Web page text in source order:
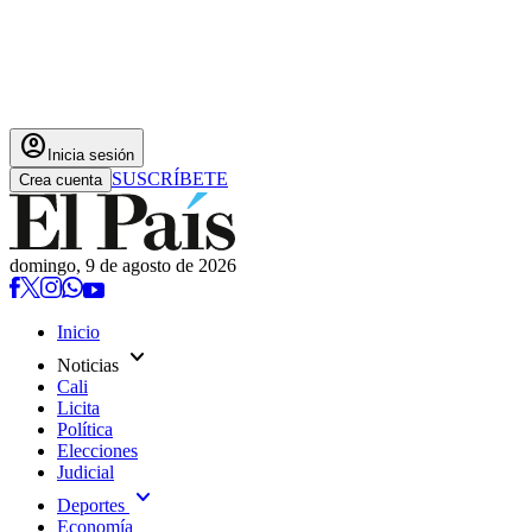
account_circle Inicia sesión
Crea cuenta SUSCRÍBETE
domingo, 9 de agosto de 2026
Inicio
Noticias expand_more
Cali
Licita
Política
Elecciones
Judicial
Deportes expand_more
Economía